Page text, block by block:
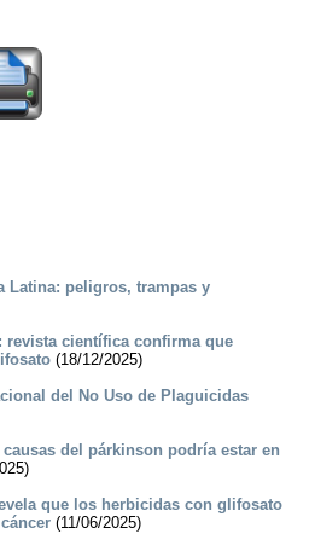
Latina: peligros, trampas y
revista científica confirma que
(18/12/2025)
del No Uso de Plaguicidas
del párkinson podría estar en
que los herbicidas con glifosato
(11/06/2025)